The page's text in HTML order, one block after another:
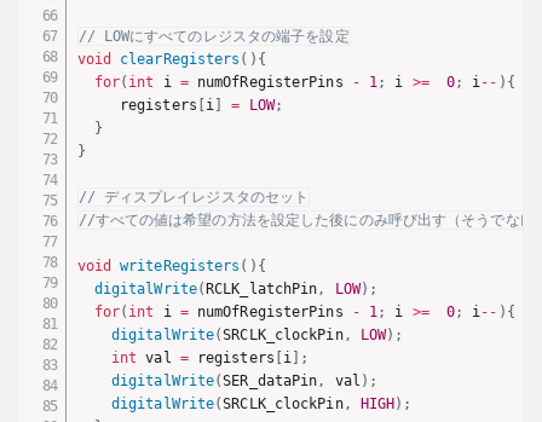
// LOWにすべてのレジスタの端子を設定
void
clearRegisters ( ) {
for( int i = numOfRegisterPins - 1; i >= 0; i-- ) {
     registers
[i] = LOW;
}
}
// ディスプレイレジスタのセット
//すべての値は希望の方法を設定した後にのみ呼び出す（そうでなけ
void writeRegisters ( ) {
digitalWrite(RCLK_latchPin, LOW) ;
for( int i = numOfRegisterPins - 1; i >= 0; i-- ) {
digitalWrite(SRCLK_clockPin, LOW) ;
int val = registers [i] ;
digitalWrite(SER_dataPin, val ) ;
digitalWrite(SRCLK_clockPin, HIGH) ;